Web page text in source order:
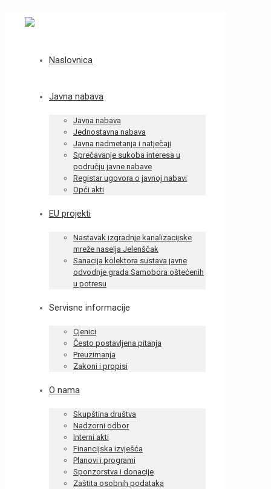
Naslovnica
Javna nabava
Javna nabava
Jednostavna nabava
Javna nadmetanja i natječaji
Sprečavanje sukoba interesa u
području javne nabave
Registar ugovora o javnoj nabavi
Opći akti
EU projekti
Nastavak izgradnje kanalizacijske
mreže naselja Jelenščak
Sanacija kolektora sustava javne
odvodnje grada Samobora oštećenih
u potresu
Servisne informacije
Cjenici
Često postavljena pitanja
Preuzimanja
Zakoni i propisi
O nama
Skupština društva
Nadzorni odbor
Interni akti
Financijska izvješća
Planovi i programi
Sponzorstva i donacije
Zaštita osobnih podataka